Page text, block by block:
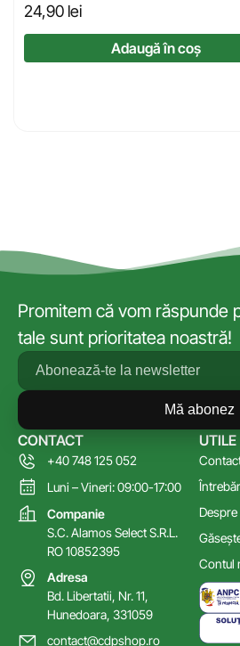
24,90 lei
Adaugă în coș
Promitem că vom
tale sunt prioritatea noastră!
Mă abonez
UTILE
Despre
Contul
CONTACT
+40 748 125 052
Luni – Vineri: 09:00-17:00
Companie
S.C. Alamos Select S.R.L.
RO 10852395
Adresa
Bd. Libertatii, Nr. 11,
Hunedoara, 331059
contact@cdpshop.ro